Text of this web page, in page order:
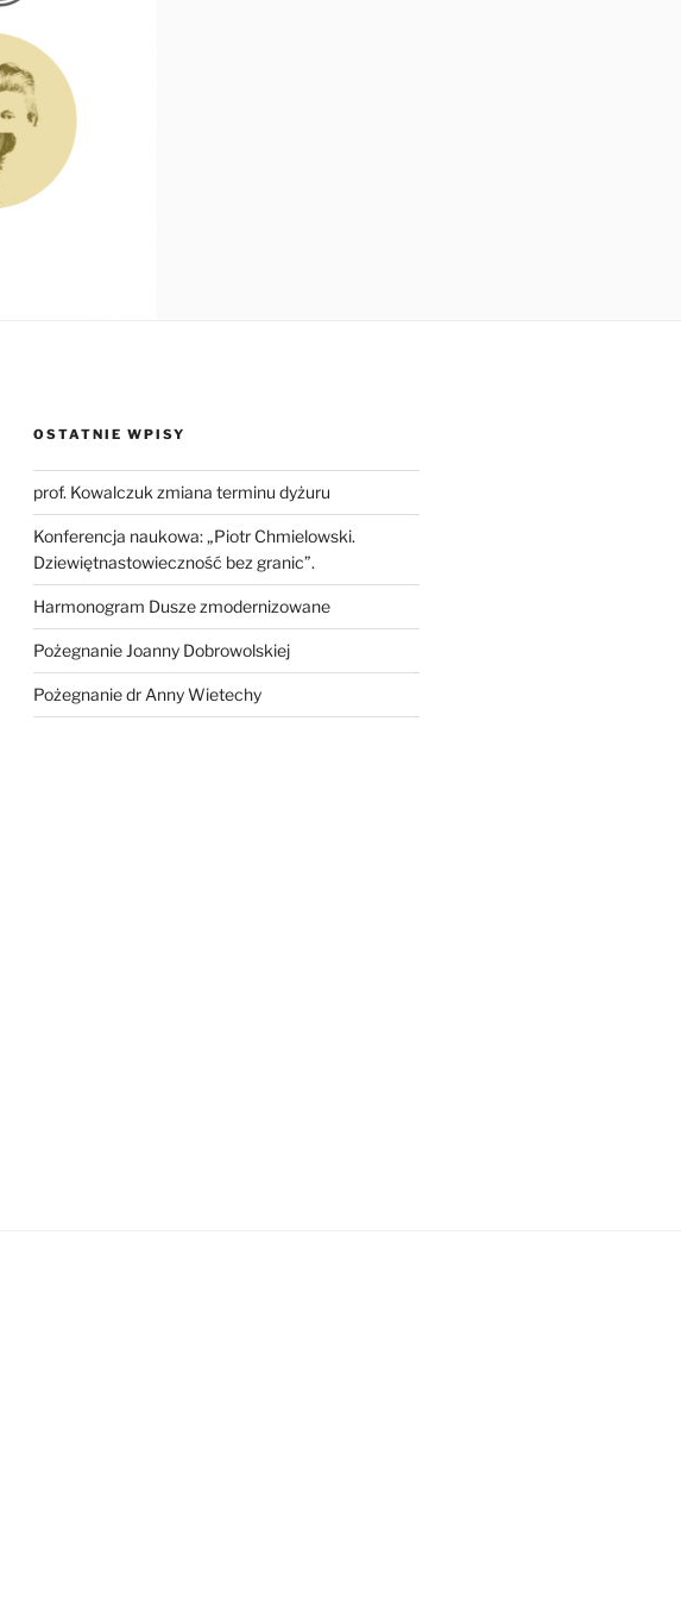
OSTATNIE WPISY
prof. Kowalczuk zmiana terminu dyżuru
Konferencja naukowa: „Piotr Chmielowski.
Dziewiętnastowieczność bez granic”.
Harmonogram Dusze zmodernizowane
Pożegnanie Joanny Dobrowolskiej
Pożegnanie dr Anny Wietechy